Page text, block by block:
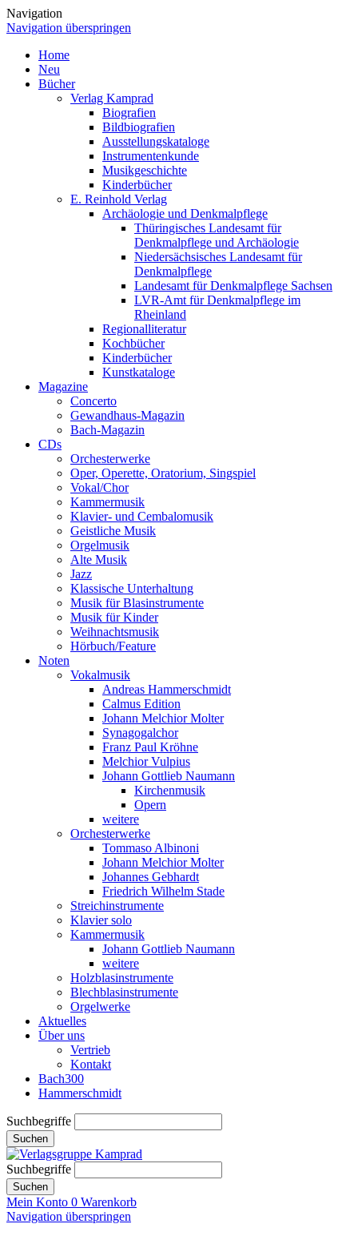
Navigation
Navigation überspringen
Home
Neu
Bücher
Verlag Kamprad
Biografien
Bildbiografien
Ausstellungskataloge
Instrumentenkunde
Musikgeschichte
Kinderbücher
E. Reinhold Verlag
Archäologie und Denkmalpflege
Thüringisches Landesamt für
Denkmalpflege und Archäologie
Niedersächsisches Landesamt für
Denkmalpflege
Landesamt für Denkmalpflege Sachsen
LVR-Amt für Denkmalpflege im
Rheinland
Regionalliteratur
Kochbücher
Kinderbücher
Kunstkataloge
Magazine
Concerto
Gewandhaus-Magazin
Bach-Magazin
CDs
Orchesterwerke
Oper, Operette, Oratorium, Singspiel
Vokal/Chor
Kammermusik
Klavier- und Cembalomusik
Geistliche Musik
Orgelmusik
Alte Musik
Jazz
Klassische Unterhaltung
Musik für Blasinstrumente
Musik für Kinder
Weihnachtsmusik
Hörbuch/Feature
Noten
Vokalmusik
Andreas Hammerschmidt
Calmus Edition
Johann Melchior Molter
Synagogalchor
Franz Paul Kröhne
Melchior Vulpius
Johann Gottlieb Naumann
Kirchenmusik
Opern
weitere
Orchesterwerke
Tommaso Albinoni
Johann Melchior Molter
Johannes Gebhardt
Friedrich Wilhelm Stade
Streichinstrumente
Klavier solo
Kammermusik
Johann Gottlieb Naumann
weitere
Holzblasinstrumente
Blechblasinstrumente
Orgelwerke
Aktuelles
Über uns
Vertrieb
Kontakt
Bach300
Hammerschmidt
Suchbegriffe
Suchen
Suchbegriffe
Suchen
Mein Konto 0 Warenkorb
Navigation überspringen